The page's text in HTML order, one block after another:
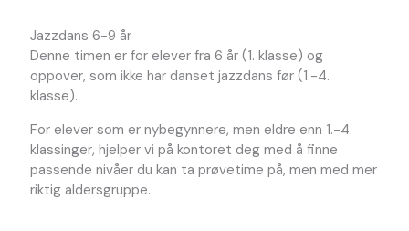
Jazzdans 6-9 år
Denne timen er for elever fra 6 år (1. klasse) og
oppover, som ikke har danset jazzdans før (1.-4.
klasse).
For elever som er nybegynnere, men eldre enn 1.-4.
klassinger, hjelper vi på kontoret deg med å finne
passende nivåer du kan ta prøvetime på, men med mer
riktig aldersgruppe.